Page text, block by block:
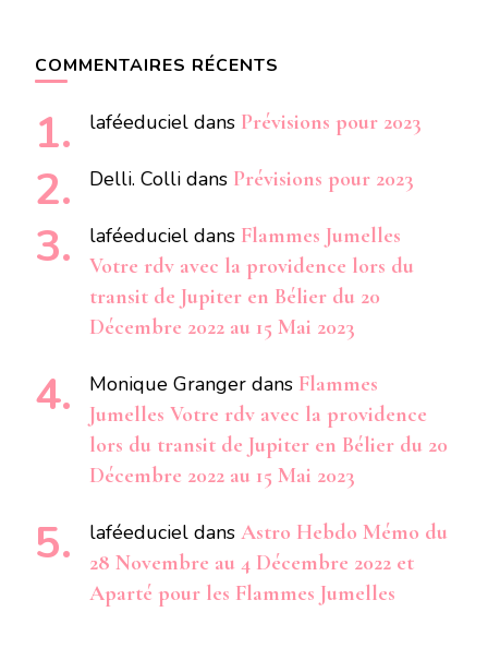
COMMENTAIRES RÉCENTS
laféeduciel dans Prévisions pour 2023
Delli. Colli dans Prévisions pour 2023
laféeduciel dans Flammes Jumelles
Votre rdv avec la providence lors du
transit de Jupiter en Bélier du 20
Décembre 2022 au 15 Mai 2023
Monique Granger dans Flammes
Jumelles Votre rdv avec la providence
lors du transit de Jupiter en Bélier du 20
Décembre 2022 au 15 Mai 2023
laféeduciel dans Astro Hebdo Mémo du
28 Novembre au 4 Décembre 2022 et
Aparté pour les Flammes Jumelles